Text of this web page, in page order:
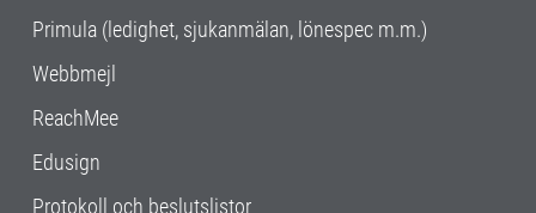
Primula (ledighet, sjukanmälan, lönespec m.m.)
Webbmejl
ReachMee
Edusign
Protokoll och beslutslistor